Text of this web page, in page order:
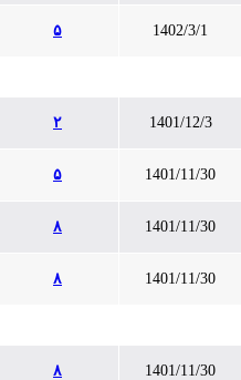
1402/3/1
1401/12/3
1401/11/30
1401/11/30
1401/11/30
1401/11/30